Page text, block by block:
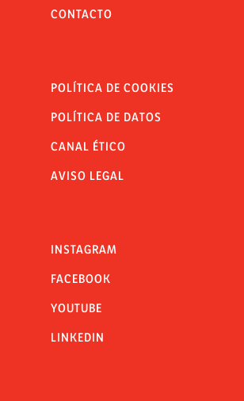
CONTACTO
POLÍTICA DE COOKIES
POLÍTICA DE DATOS
CANAL ÉTICO
AVISO LEGAL
INSTAGRAM
FACEBOOK
YOUTUBE
LINKEDIN